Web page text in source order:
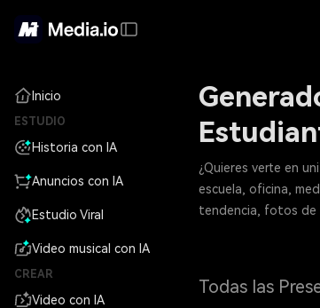
Inicio
ESTUDIO
Historia con IA
Anuncios con IA
Estudio Viral
Video musical con IA
CREAR
Video con IA
¿Quieres verte en
escuela, oficina,
tendencia, fotos de
Todas las